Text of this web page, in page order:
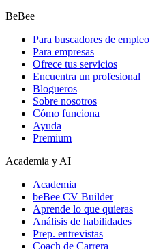
BeBee
Para buscadores de empleo
Para empresas
Ofrece tus servicios
Encuentra un profesional
Blogueros
Sobre nosotros
Cómo funciona
Ayuda
Premium
Academia y AI
Academia
beBee CV Builder
Aprende lo que quieras
Análisis de habilidades
Prep. entrevistas
Coach de Carrera